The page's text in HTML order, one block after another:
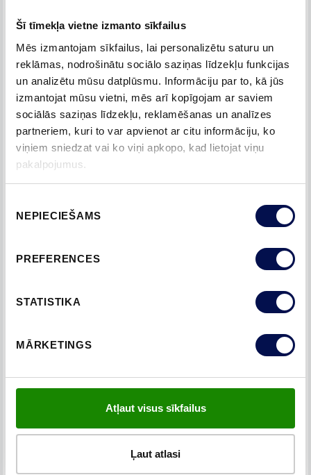
Šī tīmekļa vietne izmanto sīkfailus
Mēs izmantojam sīkfailus, lai personalizētu saturu un
reklāmas, nodrošinātu sociālo saziņas līdzekļu funkcijas
un analizētu mūsu datplūsmu. Informāciju par to, kā jūs
izmantojat mūsu vietni, mēs arī kopīgojam ar saviem
sociālās saziņas līdzekļu, reklamēšanas un analīzes
partneriem, kuri to var apvienot ar citu informāciju, ko
viņiem sniedzat vai ko viņi apkopo, kad lietojat viņu
pakalpojumus.
izvēle
NEPIECIEŠAMS
PREFERENCES
STATISTIKA
MĀRKETINGS
Atļaut visus sīkfailus
Ļaut atlasi
izaicinājumus, īpaši saistībā ar piegādēm. Mūsu ražošanas
vienības nesaņēma laminātus un citus durvju komponentus
paredzētajā laikā, kas nozīmēja, ka sākotnējie piegādes laiki
kavējās. Uzstādīšanas laikā saskārāmies ar vēl vienu
pārbaudījumu. Uzstādītājiem bija jāpārvietojas uz augšu un
leju 25 stāvus augstā ēkā, kurā nebija lifta. Turklāt dažu
durvju izmēri bija jāpielāgo, lai tās būtu piemērotas
dažādām nestandarta izmēra sienu ailām, jo viesnīca tapa
90. gados.
Viesnīca, kuru iepriekš sauca Radisson Blu Sky Hotel Tallinn,
pēc renovācijas tika pārdēvēta par Radisson Collection
Tallinn. 104,8 metrus augstajā ēkā ir 287 numuri, restorāni,
konferenču centrs, kā arī spa un fitnesa zona. Šī ir Tallinas
viesnīca-debesskrāpis.